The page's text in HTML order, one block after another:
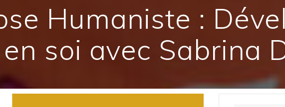
Humaniste :
soi avec Sabrina